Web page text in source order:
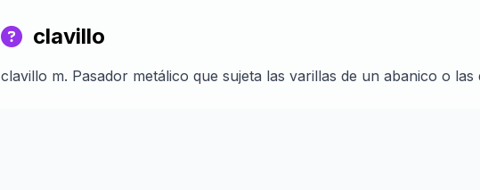
clavillo
clavillo m. Pasador metálico que sujeta las varillas de un abanico o las